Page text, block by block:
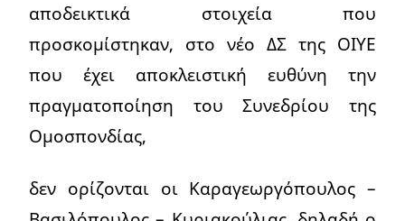
αποδεικτικά στοιχεία που
προσκομίστηκαν, στο νέο ΔΣ της ΟΙΥΕ
που έχει αποκλειστική ευθύνη την
πραγματοποίηση του Συνεδρίου της
Ομοσπονδίας,
δεν ορίζονται οι Καραγεωργόπουλος –